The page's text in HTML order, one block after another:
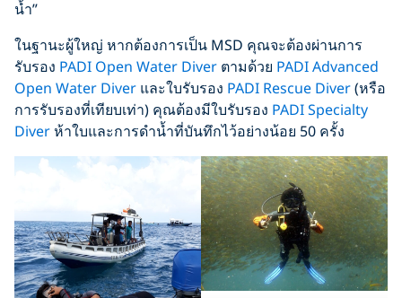
น้ำ”
ในฐานะผู้ใหญ่ หากต้องการเป็น MSD คุณจะต้องผ่านการ
รับรอง PADI Open Water Diver ตามด้วย PADI Advanced
Open Water Diver และใบรับรอง PADI Rescue Diver(หรือ
การรับรองที่เทียบเท่า) คุณต้องมีใบรับรอง PADI Specialty
Diverห้าใบและการดำน้ำที่บันทึกไว้อย่างน้อย 50 ครั้ง